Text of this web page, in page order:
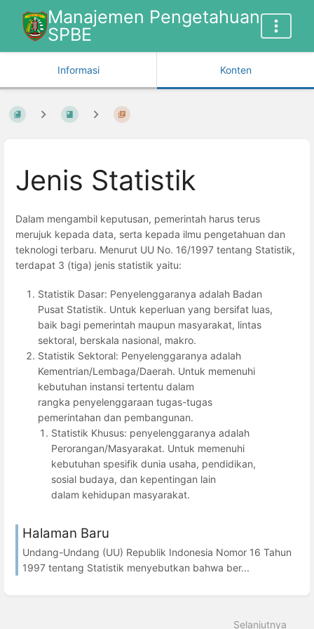
Manajemen Pengetahuan
SPBE
Informasi Konten
Jenis Statistik
Dalam mengambil keputusan, pemerintah harus terus
merujuk kepada data, serta kepada ilmu pengetahuan dan
teknologi terbaru. Menurut UU No. 16/1997 tentang Statistik,
terdapat 3 (tiga) jenis statistik yaitu:
Statistik Dasar: Penyelenggaranya adalah Badan
Pusat Statistik. Untuk keperluan yang bersifat luas,
baik bagi pemerintah maupun masyarakat, lintas
sektoral, berskala nasional, makro.
Statistik Sektoral: Penyelenggaranya adalah
Kementrian/Lembaga/Daerah. Untuk memenuhi
kebutuhan instansi tertentu dalam
rangka penyelenggaraan tugas-tugas
pemerintahan dan pembangunan.
Statistik Khusus: penyelenggaranya adalah
Perorangan/Masyarakat. Untuk memenuhi
kebutuhan spesifik dunia usaha, pendidikan,
sosial budaya, dan kepentingan lain
dalam kehidupan masyarakat.
Halaman Baru
Undang-Undang (UU) Republik Indonesia Nomor 16 Tahun
1997 tentang Statistik menyebutkan bahwa ber...
Selanjutnya